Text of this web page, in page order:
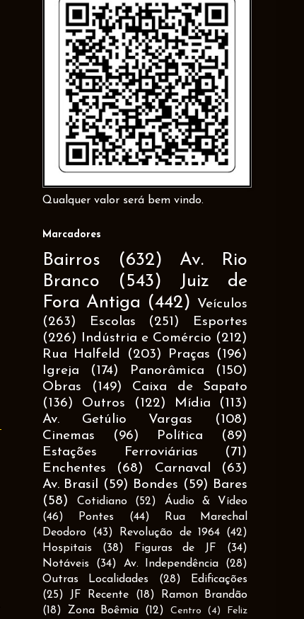
Qualquer valor será bem vindo.
Marcadores
Bairros (632)
Av. Rio
Branco
(543)
Juiz de
Fora Antiga (442)
Veículos
(263)
Escolas (251)
Esportes
(226)
Indústria e Comércio (212)
Rua Halfeld
(203) Praças
(196)
Igreja
(174) Panorâmica
(150)
Obras
(149)
Caixa de Sapato
(136)
Outros (122) Mídia
(113)
Av. Getúlio Vargas
(108)
Cinemas
(96) Política
(89)
Estações Ferroviárias
(71)
Enchentes
(68) Carnaval
(63)
Av. Brasil
(59) Bondes (59) Bares
(58)
Cotidiano (52)
Áudio & Vídeo
(46)
Pontes (44)
Rua Marechal
Deodoro
(43) Revolução de 1964
(42)
Hospitais
(38) Figuras de JF
(34)
Notáveis
(34) Av. Independência
(28)
Outras Localidades
(28)
Edificações
(25)
JF Recente (18)
Ramon Brandão
(18)
Zona Boêmia (12) Centro (4)
Feliz